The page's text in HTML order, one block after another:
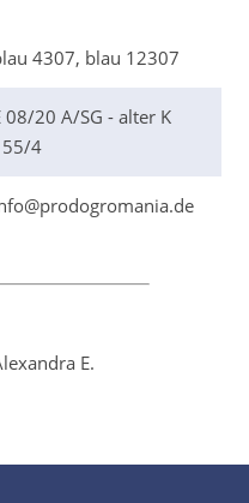
4307, blau 12307
08/20 A/SG - alter K
4
E.